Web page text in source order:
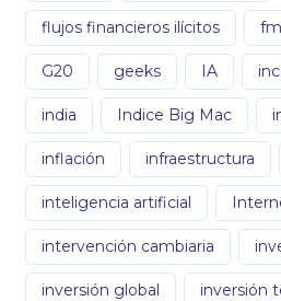
flujos financieros ilícitos
G20 geeks IA
india Indice Big Mac
inflación infraestructura
inteligencia artificial
intervención cambiaria
inversión global inversión